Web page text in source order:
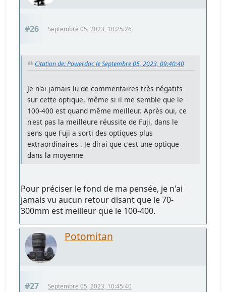
#26 Septembre 05, 2023, 10:25:26
Citation de: Powerdoc le Septembre 05, 2023, 09:40:40
Je n'ai jamais lu de commentaires très négatifs
sur cette optique, même si il me semble que le
100-400 est quand même meilleur. Après oui, ce
n'est pas la meilleure réussite de Fuji, dans le
sens que Fuji a sorti des optiques plus
extraordinaires . Je dirai que c'est une optique
dans la moyenne
Pour préciser le fond de ma pensée, je n'ai
jamais vu aucun retour disant que le 70-
300mm est meilleur que le 100-400.
Potomitan
#27 Septembre 05, 2023, 10:45:40